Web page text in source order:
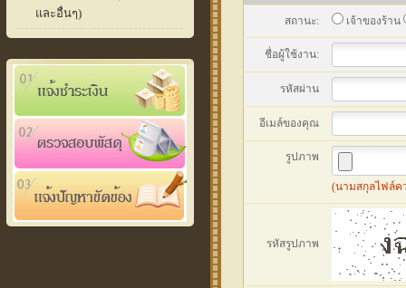
และอื่นๆ)
สถานะ: เจ้าของร้าน
ชื่อผู้ใช้งาน:
รหัสผ่าน
อีเมล์ของคุณ
รูปภาพ
(นามสกุลไฟล์คว
รหัสรูปภาพ